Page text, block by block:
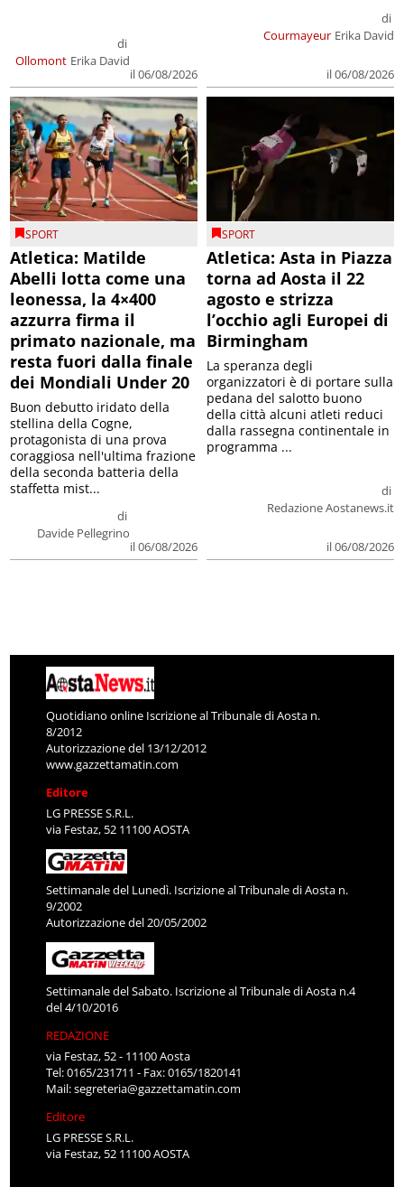
Ollomont
di
Erika David
il 06/08/2026
Courmayeur
di
Erika David
il 06/08/2026
SPORT
Atletica: Matilde
Abelli lotta come una
leonessa, la 4×400
azzurra firma il
primato nazionale, ma
resta fuori dalla finale
dei Mondiali Under 20
di
Davide Pellegrino
il 06/08/2026
Buon debutto iridato della
stellina della Cogne,
protagonista di una prova
coraggiosa nell'ultima frazione
della seconda batteria della
staffetta mist...
SPORT
Atletica: Asta in Piazza
torna ad Aosta il 22
agosto e strizza
l’occhio agli Europei di
Birmingham
di
Redazione Aostanews.it
il 06/08/2026
La speranza degli
organizzatori è di portare sulla
pedana del salotto buono
della città alcuni atleti reduci
dalla rassegna continentale in
programma ...
Quotidiano online Iscrizione al Tribunale di Aosta n.
8/2012
Autorizzazione del 13/12/2012
www.gazzettamatin.com
Editore
LG PRESSE S.R.L.
via Festaz, 52 11100 AOSTA
Settimanale del Lunedì. Iscrizione al Tribunale di Aosta n.
9/2002
Autorizzazione del 20/05/2002
Settimanale del Sabato. Iscrizione al Tribunale di Aosta n.4
del 4/10/2016
REDAZIONE
via Festaz, 52 - 11100 Aosta
Tel: 0165/231711 - Fax: 0165/1820141
Mail:segreteria@gazzettamatin.com
Editore
LG PRESSE S.R.L.
via Festaz, 52 11100 AOSTA